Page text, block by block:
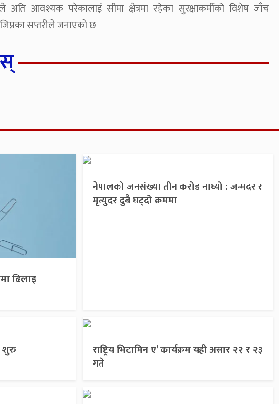
अति आवश्यक परेकालाई सीमा क्षेत्रमा रहेका सुरक्षाकर्मीको विशेष जाँच
सप्तरीले जनाएको छ ।
ढिलाइ
नेपालको जनसंख्या तीन करोड नाघ्यो : जन्मदर र
मृत्युदर दुबै घट्दो क्रममा
शुरु
राष्ट्रिय भिटामिन ए’ कार्यक्रम यही असार २२ र २३
गते